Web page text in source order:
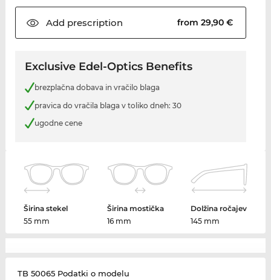
Add prescription from 29,90 €
Exclusive Edel-Optics Benefits
brezplačna dobava in vračilo blaga
pravica do vračila blaga v toliko dneh: 30
ugodne cene
Širina stekel
55 mm
Širina mostička
16 mm
Dolžina ročajev
145 mm
TB 50065 Podatki o modelu